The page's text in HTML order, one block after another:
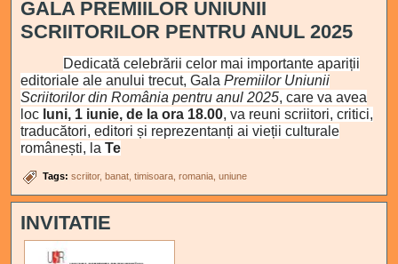
GALA PREMIILOR UNIUNII
SCRIITORILOR PENTRU ANUL 2025
Dedicată celebrării celor mai importante apariții
editoriale ale anului trecut, GalaPremiilor Uniunii
Scriitorilor din România pentru anul 2025, care va avea
loc luni, 1 iunie, de la ora 18.00, va reuni scriitori, critici,
traducători, editori și reprezentanți ai vieții culturale
românești, la Te
Tags:scriitor banat timisoara romania uniune
INVITATIE